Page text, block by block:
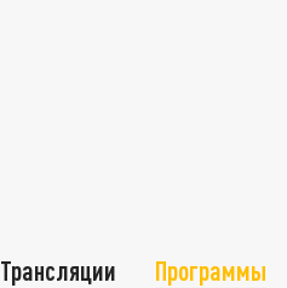
Трансляции Программы